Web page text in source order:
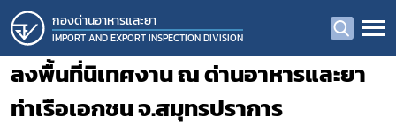
กองด่านอาหารและยา
IMPORT AND EXPORT INSPECTION DIVISION
ลงพื้นที่นิเทศงาน ณ ด่านอาหารและยา
ท่าเรือเอกชน จ.สมุทรปราการ